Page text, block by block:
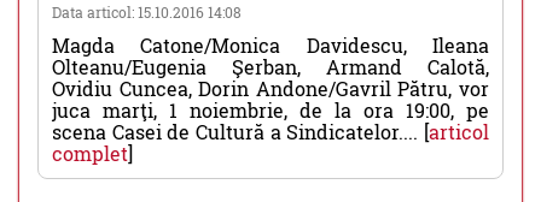
Data articol: 15.10.2016 14:08
Magda Catone/Monica Davidescu, Ileana
Olteanu/Eugenia Şerban, Armand Calotă,
Ovidiu Cuncea, Dorin Andone/Gavril Pătru, vor
juca marţi, 1 noiembrie, de la ora 19:00, pe
scena Casei de Cultură a Sindicatelor.... [articol
complet]